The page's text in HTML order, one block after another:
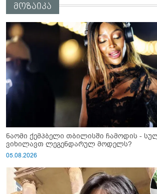
მოზაიკა
ნაომი ქემპბელი თბილისში ჩამოდის -
ვიხილავთ ლეგენდარულ მოდელს?
05.08.2026